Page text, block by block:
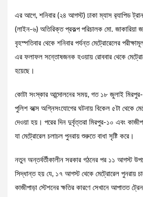
এর আগে, শনিবার (২৪ আগস্ট) ঢাকা ম্যাস র‌্যাপিড
(লাইন-৬) অতিরিক্ত প্রকল্প পরিচালক মো. জাকারিয়া
বৃহস্পতিবার থেকে শনিবার পর্যন্ত মেট্রোরেলের
এর ফলাফল সন্তোষজনক হওয়ায় রোববার থেকে
হয়েছে।
কোটা সংস্কার আন্দোলনের সময়, গত ১৮ জুলাই
পুলিশ বক্সে অগ্নিসংযোগের ঘটনায় বিকেল ৫টা থেকে
দেওয়া হয়। পরের দিন দুর্বৃত্তরা মিরপুর-১০ এবং
যা মেট্রোরেল চলাচল পুনরায় শুরুতে বাধা সৃষ্টি করে।
নতুন অন্তর্বর্তীকালীন সরকার গঠনের পর ১১ আগস্ট
সিদ্ধান্ত হয় যে, ১৭ আগস্ট থেকে মেট্রোরেল পুনরায়
কাজীপাড়া স্টেশনের ক্ষতির কারণে সেখানে আপাতত